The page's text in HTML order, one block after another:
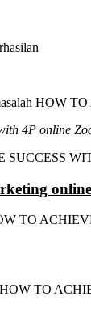
HOW
4P online
TO
HOW TO